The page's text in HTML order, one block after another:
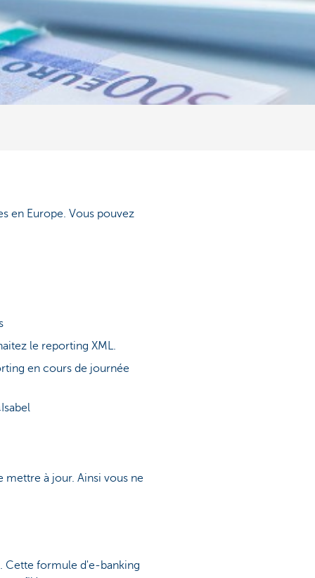
en Europe. Vous pouvez
le reporting XML.
en cours de journée
à jour. Ainsi vous ne
Cette formule d'e-banking